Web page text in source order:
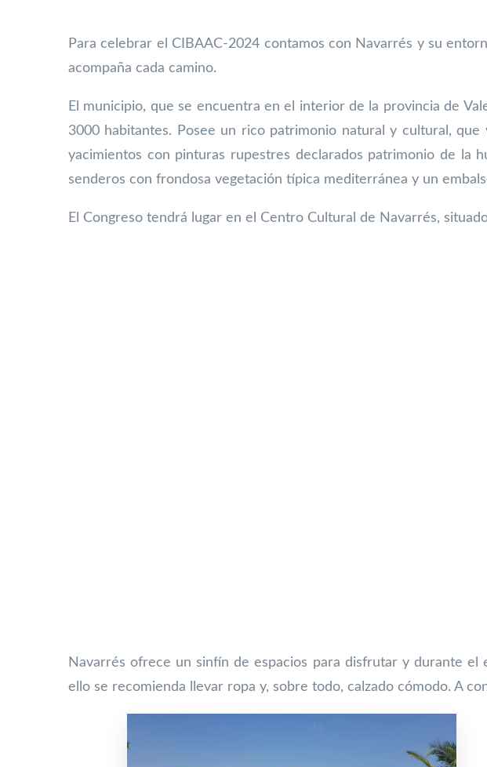
Para celebrar el CIBAAC-2024 contamos con Navarrés y su
acompaña cada camino.
El municipio, que se encuentra en el interior de la provincia de
3000 habitantes. Posee un rico patrimonio natural y cultural,
yacimientos con pinturas rupestres declarados patrimonio de la
senderos con frondosa vegetación típica mediterránea y un
El Congreso tendrá lugar en el Centro Cultural de Navarrés,
Navarrés ofrece un sinfín de espacios para disfrutar y durante
ello se recomienda llevar ropa y, sobre todo, calzado cómodo. A